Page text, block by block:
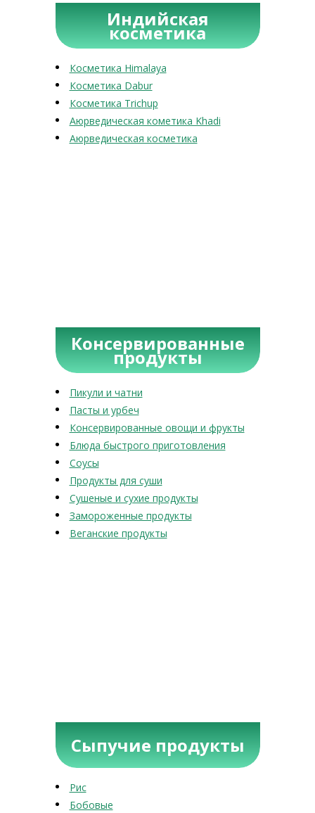
Индийская
косметика
Косметика Himalaya
Косметика Dabur
Косметика Trichup
Аюрведическая кометика Khadi
Аюрведическая косметика
Консервированные
продукты
Пикули и чатни
Пасты и урбеч
Консервированные овощи и фрукты
Блюда быстрого приготовления
Соусы
Продукты для суши
Сушеные и сухие продукты
Замороженные продукты
Веганские продукты
Сыпучие продукты
Рис
Бобовые